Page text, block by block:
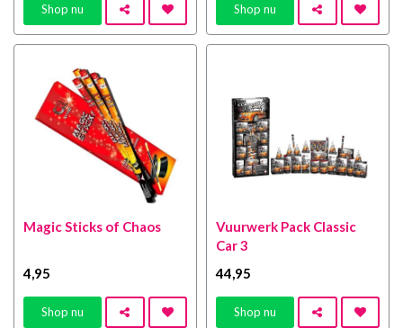
Shop nu Shop nu
Magic Sticks of Chaos
4 ,95
Shop nu
Vuurwerk Pack Classic
Car 3
44 ,95
Shop nu